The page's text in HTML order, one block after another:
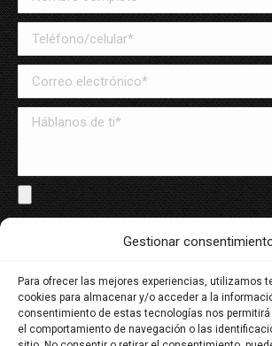
Gestionar
Para ofrecer las mejores experiencias, utilizamos
cookies para almacenar y/o acceder a la
consentimiento de estas tecnologías nos
el comportamiento de navegación o las
Solo archivos en PDF y Word, máximo de 8MB
He leído y acepto la política de tratamiento
personales